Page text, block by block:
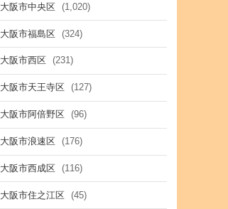
大阪市中央区 (1,020)
大阪市福島区 (324)
大阪市西区 (231)
大阪市天王寺区 (127)
大阪市阿倍野区 (96)
大阪市浪速区 (176)
大阪市西成区 (116)
大阪市住之江区 (45)